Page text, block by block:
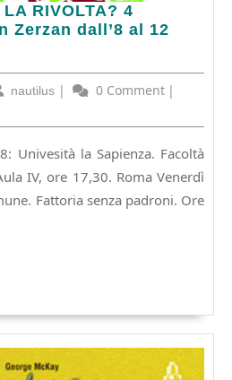
RIVOLTA? 4
Zerzan dall’8 al 12
nautilus nautilus
| 0 Comment |
Univesità la Sapienza. Facoltà
IV, ore 17,30. Roma Venerdì
Fattoria senza padroni. Ore